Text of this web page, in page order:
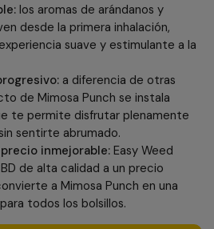
los aromas de arándanos y
desde la primera inhalación,
suave y estimulante a la
a diferencia de otras
de Mimosa Punch se instala
te permite disfrutar plenamente
sentirte abrumado.
inmejorable: Easy Weed
de alta calidad a un precio
a Mimosa Punch en una
todos los bolsillos.